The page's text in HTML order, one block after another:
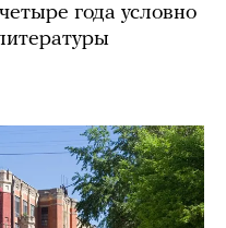
года условно